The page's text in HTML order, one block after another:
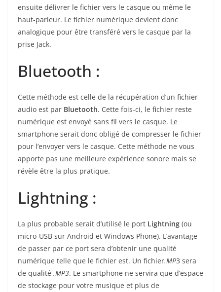
ensuite délivrer le fichier vers le casque ou même le
haut-parleur. Le fichier numérique devient donc
analogique pour être transféré vers le casque par la
prise Jack.
Bluetooth :
Cette méthode est celle de la récupération d’un fichier
audio est par Bluetooth. Cette fois-ci, le fichier reste
numérique est envoyé sans fil vers le casque. Le
smartphone serait donc obligé de compresser le fichier
pour l’envoyer vers le casque. Cette méthode ne vous
apporte pas une meilleure expérience sonore mais se
révèle être la plus pratique.
Lightning :
La plus probable serait d’utilisé le port Lightning (ou
micro-USB sur Android et Windows Phone). L’avantage
de passer par ce port sera d’obtenir une qualité
numérique telle que le fichier est. Un fichier.MP3 sera
de qualité .MP3. Le smartphone ne servira que d’espace
de stockage pour votre musique et plus de